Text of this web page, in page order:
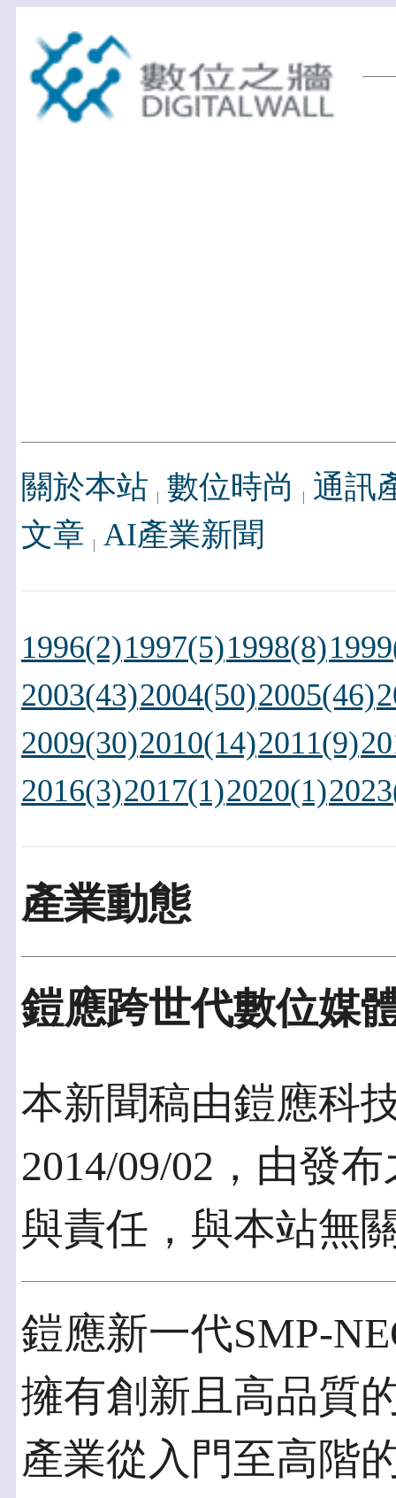
關於本站 數位時尚
通訊
文章 AI產業新聞
1996(2)1997(5)1998(8)
2003(43)2004(50)2005(46)
2009(30)2010(14)2011(9)
2016(3)2017(1)2020(1)
產業動態
鎧應跨世代數位媒
本新聞稿由鎧應科
2014/09/02，由發
與責任，與本站無
鎧應新一代SMP-
擁有創新且高品質
產業從入門至高階